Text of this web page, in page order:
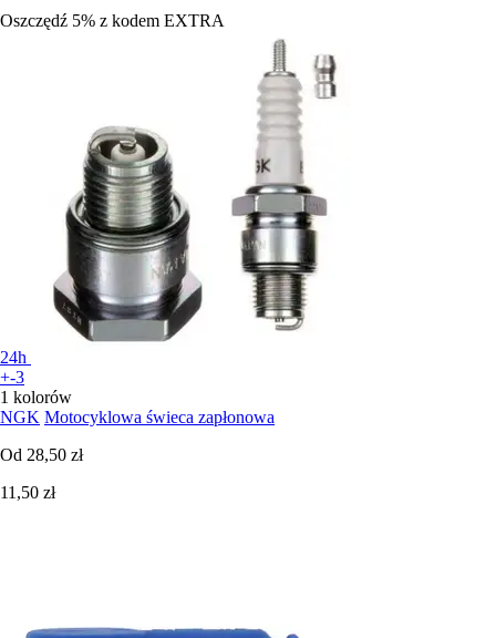
Oszczędź 5% z kodem EXTRA
24h
+-3
1 kolorów
NGK Motocyklowa świeca zapłonowa
Od 28,50 zł
11,50 zł